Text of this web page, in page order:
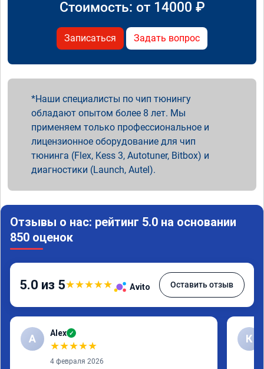
Стоимость: от 14000 ₽
Записаться Задать вопрос
Наши специалисты по чип тюнингу
обладают опытом более 8 лет. Мы
применяем только профессиональное и
лицензионное оборудование для чип
тюнинга (Flex, Kess 3, Autotuner, Bitbox) и
диагностики (Launch, Autel).
Отзывы о нас: рейтинг 5.0 на основании
850 оценок
5.0 из 5★★★★★ Avito Оставить отзыв
A Alex ✓
★★★★★
4 февраля 2026
К